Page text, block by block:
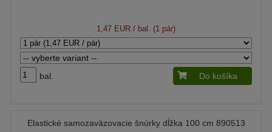
1,47 EUR / bal. (1 pár)
bal. Do košíka
Elastické samozaväzovacie šnúrky dĺžka 100 cm 890513